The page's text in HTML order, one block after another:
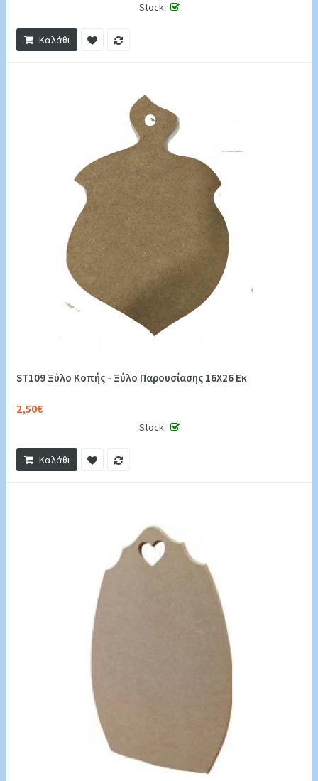
Stock:
Καλάθι
ST109 Ξύλο Κοπής - Ξύλο Παρουσίασης 16Χ26 Εκ
2,50€
Stock:
Καλάθι